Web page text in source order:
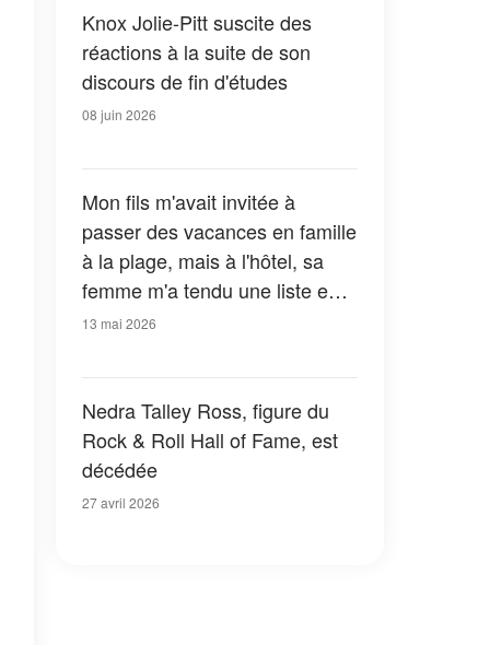
Knox Jolie-Pitt suscite des
réactions à la suite de son
discours de fin d'études
08 juin 2026
Mon fils m'avait invitée à
passer des vacances en famille
à la plage, mais à l'hôtel, sa
femme m'a tendu une liste en
me disant : « C'est pour ça
13 mai 2026
Nedra Talley Ross, figure du
Rock & Roll Hall of Fame, est
décédée
27 avril 2026